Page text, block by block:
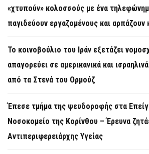
«χτυπούν» κολοσσούς με ένα
παγιδεύουν εργαζομένους και αρπάζουν
Το κοινοβούλιο του Ιράν εξετάζει
απαγορεύει σε αμερικανικά και
από τα Στενά του Ορμούζ
Έπεσε τμήμα της ψευδοροφής στα
Νοσοκομείο της Κορίνθου – Έρευνα
Αντιπεριφερειάρχης Υγείας